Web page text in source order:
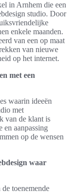
in Arnhem die een
studio. Door
enkele maanden.
van een op maat
van nieuwe
op het internet.
met een
waarin ideeën
met
van de klant is
en aanpassing
op de wensen
waar
toenemende